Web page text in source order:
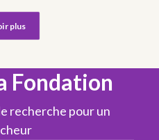
plus
Fondation
recherche pour un